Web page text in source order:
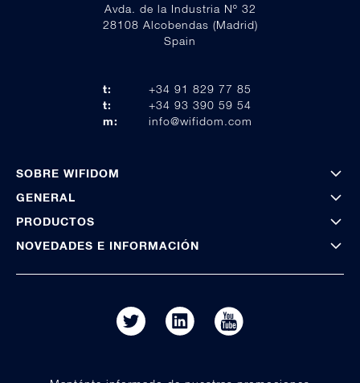
Avda. de la Industria Nº 32
28108 Alcobendas (Madrid)
Spain
t:
+34 91 829 77 85
t:
+34 93 390 59 54
m:
info@wifidom.com
SOBRE WIFIDOM
GENERAL
PRODUCTOS
NOVEDADES E INFORMACIÓN